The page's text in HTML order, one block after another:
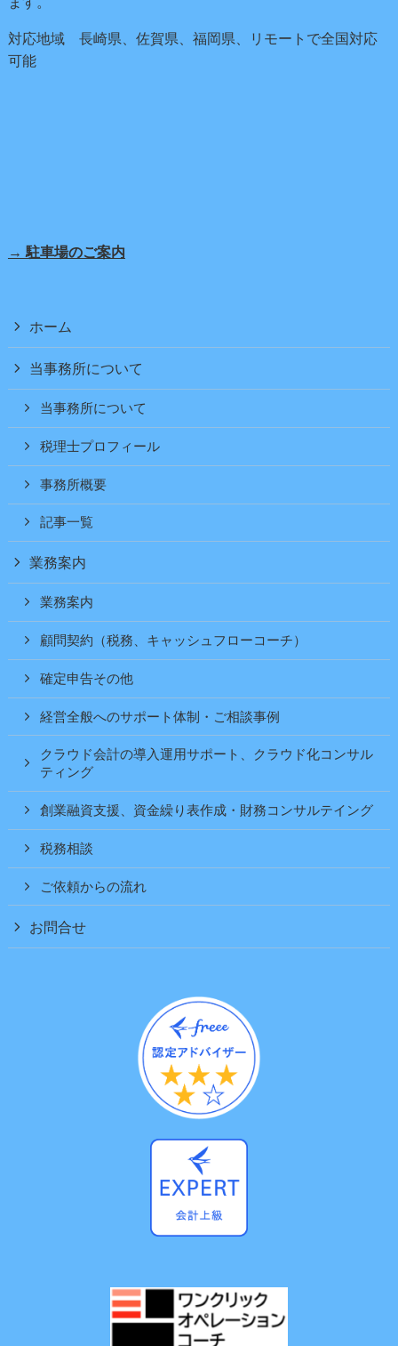
対応地域 長崎県、佐賀県、福岡県、リモートで全国対応
可能
→ 駐車場のご案内
ホーム
当事務所について
当事務所について
税理士プロフィール
事務所概要
記事一覧
業務案内
業務案内
顧問契約（税務、キャッシュフローコーチ）
確定申告その他
経営全般へのサポート体制・ご相談事例
クラウド会計の導入運用サポート、クラウド化コンサル
ティング
創業融資支援、資金繰り表作成・財務コンサルテイング
税務相談
ご依頼からの流れ
お問合せ